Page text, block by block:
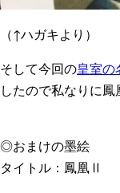
（↑ハガキより）
そして今回の皇室の
したので私なりに
◎おまけの墨絵
タイトル：鳳凰Ⅱ